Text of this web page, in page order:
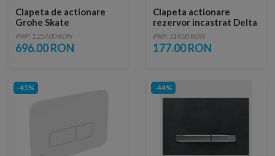
Clapeta de actionare
Grohe Skate
Cosmopolitan S, auriu
lucios
PRP: 1,257.00 RON
696.00 RON
Clapeta actionare
rezervor incastrat Delta
35 Alb
PRP: 319.00 RON
177.00 RON
-45% -44%